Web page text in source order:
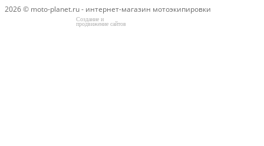
2026 © moto-planet.ru - интернет-магазин мотоэкипировки
Создание и
продвижение сайтов